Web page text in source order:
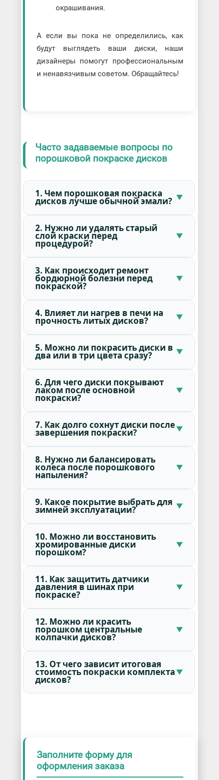
окрашивания.
А если вы пока не определились, как
будут выглядеть ваши диски, наши
дизайнеры помогут профессиональным
и ненавязчивым советом. Обращайтесь!
Часто задаваемые вопросы по
порошковой покраске дисков
1. Чем порошковая покраска
дисков лучше обычной эмали?
2. Нужно ли удалять старый
слой краски перед
процедурой?
3. Как происходит ремонт
бордюрной болезни перед
покраской?
4. Влияет ли нагрев в печи на
прочность литых дисков?
5. Можно ли покрасить диски в
два или в три цвета сразу?
6. Для чего диски покрывают
лаком после основной
покраски?
7. Как долго сохнут диски после
завершения покраски?
8. Нужно ли балансировать
колеса после порошкового
напыления?
9. Какое покрытие выбрать для
зимней эксплуатации?
10. Можно ли восстановить
хромированные диски
порошком?
11. Как защитить датчики
давления в шинах при
покраске?
12. Можно ли красить
порошком центральные
колпачки дисков?
13. От чего зависит итоговая
стоимость покраски комплекта
дисков?
Заполните форму для
оформления заказа